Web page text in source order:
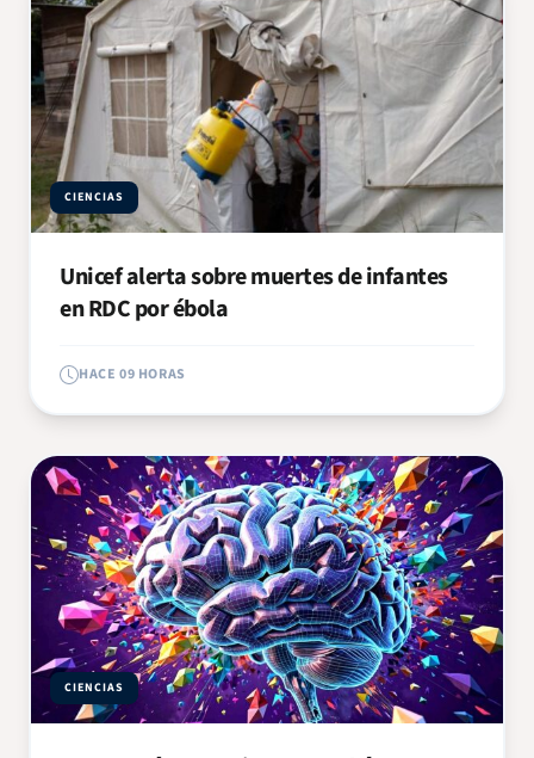
CIENCIAS
Unicef alerta sobre muertes de infantes
en RDC por ébola
HACE 09 HORAS
CIENCIAS